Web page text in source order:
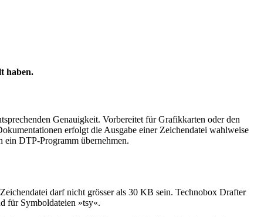
haben.
Genauigkeit. Vorbereitet für Grafikkarten oder den
erfolgt die Ausgabe einer Zeichendatei wahlweise
ein DTP-Programm übernehmen.
darf nicht grösser als 30 KB sein. Technobox Drafter
für Symboldateien »tsy«.